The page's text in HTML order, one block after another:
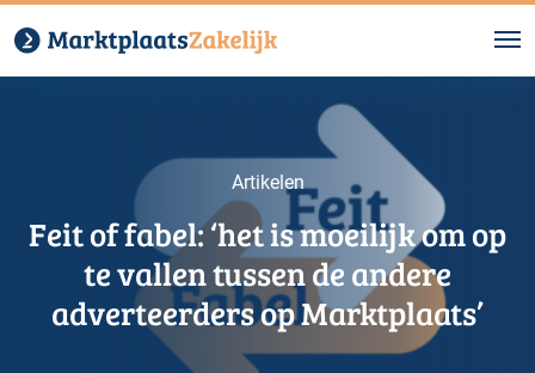
Artikelen
Feit of fabel: ‘het is moeilijk om op
te vallen tussen de andere
adverteerders op Marktplaats’